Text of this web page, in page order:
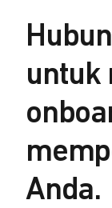
untuk
Anda.